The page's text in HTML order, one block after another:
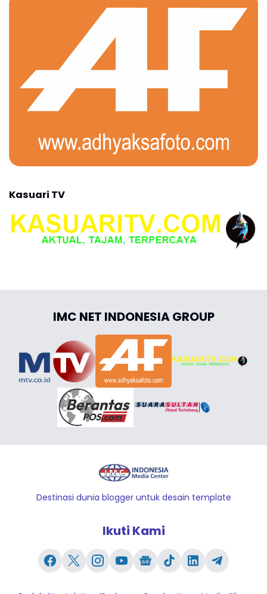
Kasuari TV
IMC NET INDONESIA GROUP
Destinasi dunia blogger untuk desain template
Ikuti Kami